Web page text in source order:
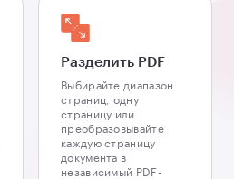
Разделить PDF
Выбирайте диапазон
страниц, одну
страницу или
преобразовывайте
каждую страницу
документа в
независимый PDF-